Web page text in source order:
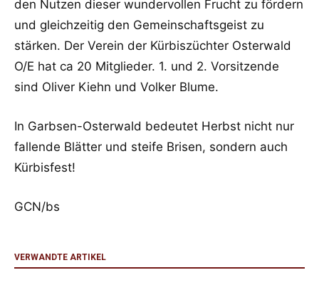
den Nutzen dieser wundervollen Frucht zu fördern
und gleichzeitig den Gemeinschaftsgeist zu
stärken. Der Verein der Kürbiszüchter Osterwald
O/E hat ca 20 Mitglieder. 1. und 2. Vorsitzende
sind Oliver Kiehn und Volker Blume.
In Garbsen-Osterwald bedeutet Herbst nicht nur
fallende Blätter und steife Brisen, sondern auch
Kürbisfest!
GCN/bs
VERWANDTE ARTIKEL